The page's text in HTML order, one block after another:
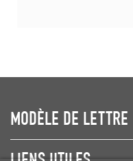
MODÈLE DE LETTRE